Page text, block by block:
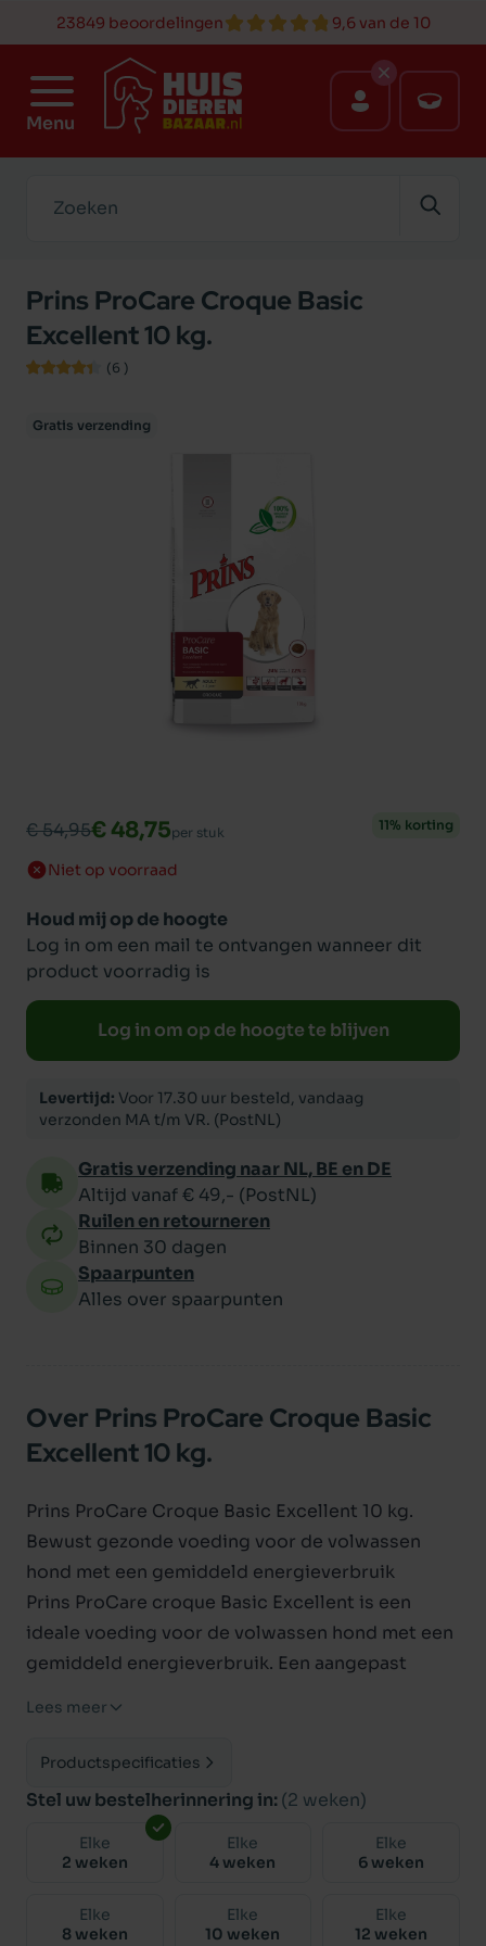
23849 beoordelingen 9,6 van de 10
Menu
Prins ProCare Croque Basic
Excellent 10 kg.
(6 )
Gratis verzending
€ 54,95€ 48,75per stuk 11% korting
Niet op voorraad
Houd mij op de hoogte
Log in om een mail te ontvangen wanneer dit
product voorradig is
Log in om op de hoogte te blijven
Levertijd: Voor 17.30 uur besteld, vandaag
verzonden MA t/m VR. (PostNL)
Gratis verzending naar NL, BE en DE
Altijd vanaf € 49,- (PostNL)
Ruilen en retourneren
Binnen 30 dagen
Spaarpunten
Alles over spaarpunten
Over Prins ProCare Croque Basic
Excellent 10 kg.
Prins ProCare Croque Basic Excellent 10 kg.
Bewust gezonde voeding voor de volwassen
hond met een gemiddeld energieverbruik
Prins ProCare croque Basic Excellent is een
ideale voeding voor de volwassen hond met een
gemiddeld energieverbruik. Een aangepast
als zalmolie en FOS (fructo-oligo-sacchariden)
aan een gezonde huid en vacht, een optimale
vertering en een evenwichtige darmflora.
bijzonder geschikt voor volwassen honden tot
een leeftijd van ca. 8 jaar.
Lees meer
Productspecificaties
Stel uw bestelherinnering in: (2 weken)
Elke
2 weken
Elke
4 weken
Elke
6 weken
Elke
8 weken
Elke
10 weken
Elke
12 weken